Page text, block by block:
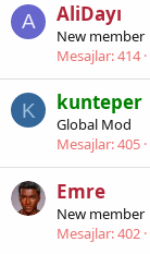
A AliDayı
New member
Mesajlar 414
K kunteper
Global Mod
Mesajlar 405
Emre
New member
Mesajlar 402